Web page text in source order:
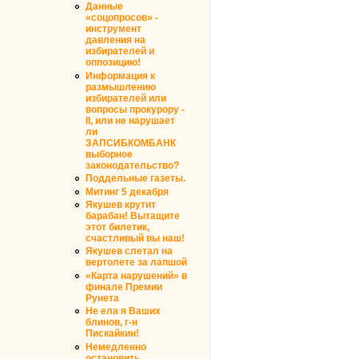
Данные
«соцопросов» -
инструмент
давления на
избирателей и
оппозицию!
Информация к
размышлению
избирателей или
вопросы прокурору -
II, или не нарушает
ли
ЗАПСИБКОМБАНК
выборное
законодательство?
Поддельные газеты.
Митинг 5 декабря
Якушев крутит
барабан! Вытащите
этот билетик,
счастливый вы наш!
Якушев слетал на
вертолете за лапшой
«Карта нарушений» в
финале Премии
Рунета
Не ела я Ваших
блинов, г-н
Пискайкин!
Немедленно